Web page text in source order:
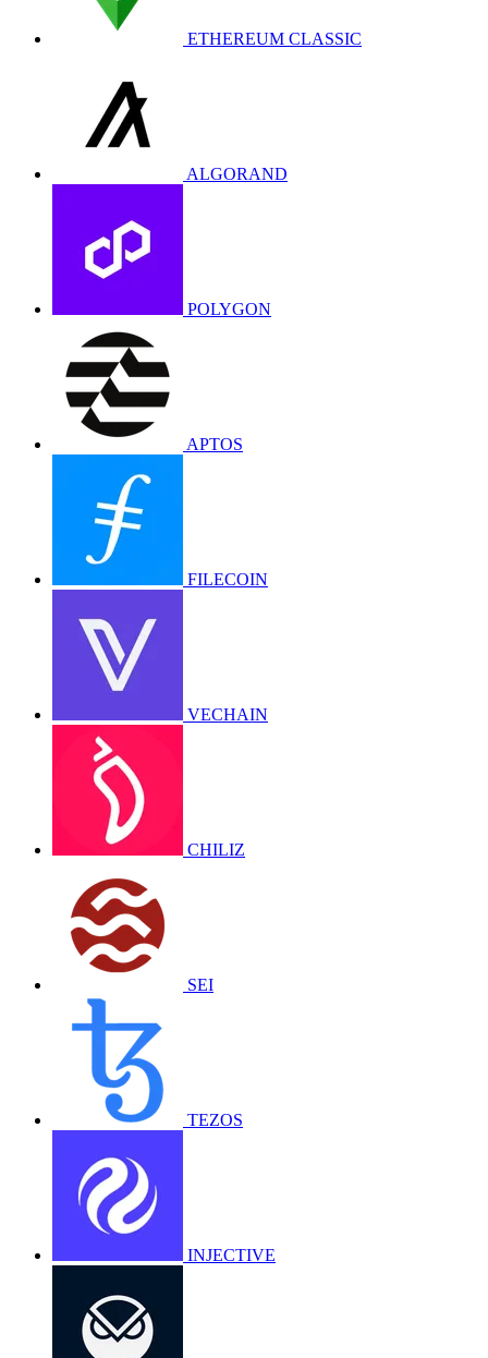
ETHEREUM CLASSIC
ALGORAND
POLYGON
APTOS
FILECOIN
VECHAIN
CHILIZ
SEI
TEZOS
INJECTIVE